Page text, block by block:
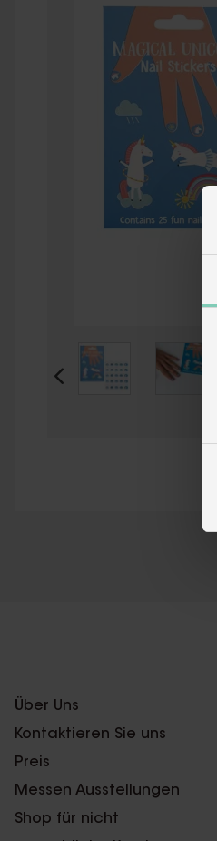
Über Uns
Kontaktieren Sie uns
Preis
Messen Ausstellungen
Shop für nicht